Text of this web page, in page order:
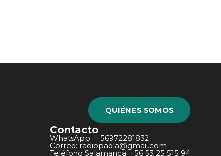
QUIÉNES SOMOS
Contacto
WhatsApp : +56972281832
Correo: radiopaola@gmail.com
Teléfono Salamanca: +56 53 25 515 94